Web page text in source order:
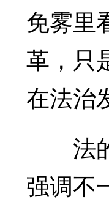
免雾里
革，只
在法治
法的
强调不